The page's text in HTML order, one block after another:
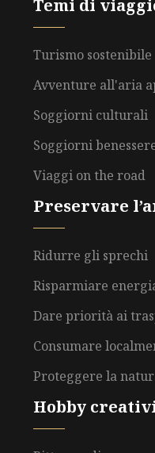
Temi di
Turismo sostenibile
Avventure all'aria
Soggiorni culturali
Soggiorni
Viaggi on the road
Preservare
Ridurre gli sprechi
Risparmiare
Dare priorità ai
Consumare
Proteggere la
Hobby